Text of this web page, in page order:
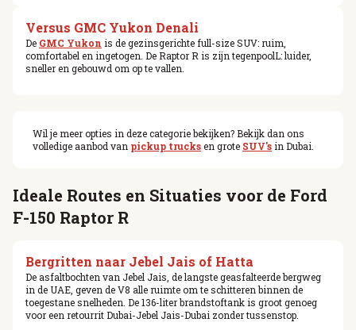
Versus GMC Yukon Denali
De GMC Yukon is de gezinsgerichte full-size SUV: ruim,
comfortabel en ingetogen. De Raptor R is zijn tegenpoolL: luider,
sneller en gebouwd om op te vallen.
Wil je meer opties in deze categorie bekijken? Bekijk dan ons
volledige aanbod van pickup trucksen grote SUV's in Dubai.
Ideale Routes en Situaties voor de Ford
F-150 Raptor R
Bergritten naar Jebel Jais of Hatta
De asfaltbochten van Jebel Jais, de langste geasfalteerde bergweg
in de UAE, geven de V8 alle ruimte om te schitteren binnen de
toegestane snelheden. De 136-liter brandstoftank is groot genoeg
voor een retourrit Dubai-Jebel Jais-Dubai zonder tussenstop.